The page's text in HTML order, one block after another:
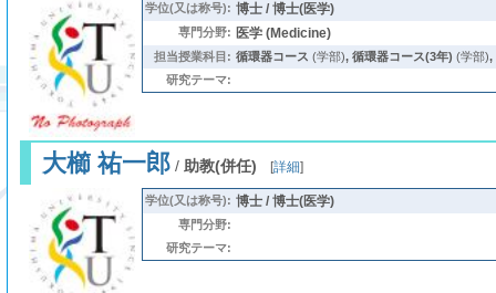
学位(又は称号): 博士 / 博士(医学)
専門分野: 医学 (Medicine)
担当授業科目: 循環器コース (学部), 循環器コース(3年) (学部),
研究テーマ:
大櫛 祐一郎/ 助教(併任) [詳細]
学位(又は称号): 博士 / 博士(医学)
専門分野:
研究テーマ: